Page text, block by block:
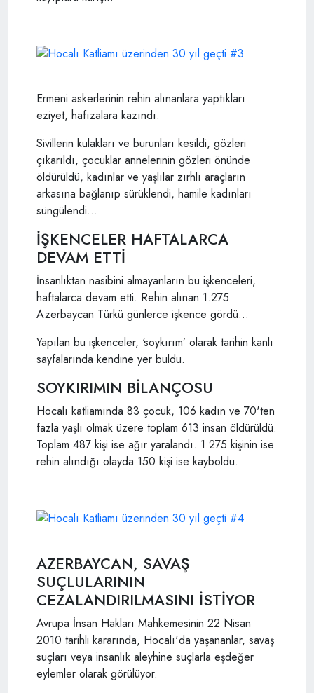
Ermeni askerlerinin rehin alınanlara yaptıkları
eziyet, hafızalara kazındı.
Sivillerin kulakları ve burunları kesildi, gözleri
çıkarıldı, çocuklar annelerinin gözleri önünde
öldürüldü, kadınlar ve yaşlılar zırhlı araçların
arkasına bağlanıp sürüklendi, hamile kadınları
süngülendi…
İŞKENCELER HAFTALARCA
DEVAM ETTİ
İnsanlıktan nasibini almayanların bu işkenceleri,
haftalarca devam etti. Rehin alınan 1.275
Azerbaycan Türkü günlerce işkence gördü…
Yapılan bu işkenceler, ‘soykırım’ olarak tarihin kanlı
sayfalarında kendine yer buldu.
SOYKIRIMIN BİLANÇOSU
Hocalı katliamında 83 çocuk, 106 kadın ve 70'ten
fazla yaşlı olmak üzere toplam 613 insan öldürüldü.
Toplam 487 kişi ise ağır yaralandı. 1.275 kişinin ise
rehin alındığı olayda 150 kişi ise kayboldu.
AZERBAYCAN, SAVAŞ
SUÇLULARININ
CEZALANDIRILMASINI İSTİYOR
Avrupa İnsan Hakları Mahkemesinin 22 Nisan
2010 tarihli kararında, Hocalı'da yaşananlar, savaş
suçları veya insanlık aleyhine suçlarla eşdeğer
eylemler olarak görülüyor.